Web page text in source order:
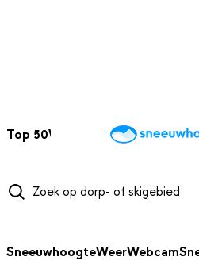
Top 50Webcams
SneeuwhoogteWeerWebcam